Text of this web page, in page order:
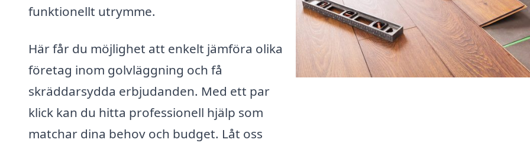
funktionellt utrymme.
Här får du möjlighet att enkelt jämföra olika
företag inom golvläggning och få
skräddarsydda erbjudanden. Med ett par
klick kan du hitta professionell hjälp som
matchar dina behov och budget. Låt oss